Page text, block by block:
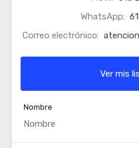
WhatsApp:
Correo electrónico:
Ver mis
Nombre